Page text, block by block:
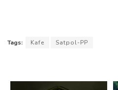
Tags: Kafe Satpol-PP